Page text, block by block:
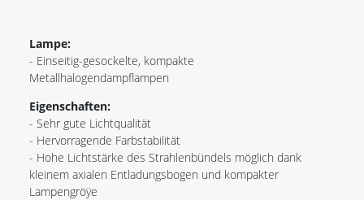
Lampe:
- Einseitig-gesockelte, kompakte
Metallhalogendampflampen
Eigenschaften:
- Sehr gute Lichtqualität
- Hervorragende Farbstabilität
- Hohe Lichtstärke des Strahlenbündels möglich dank
kleinem axialen Entladungsbogen und kompakter
Lampengröÿe